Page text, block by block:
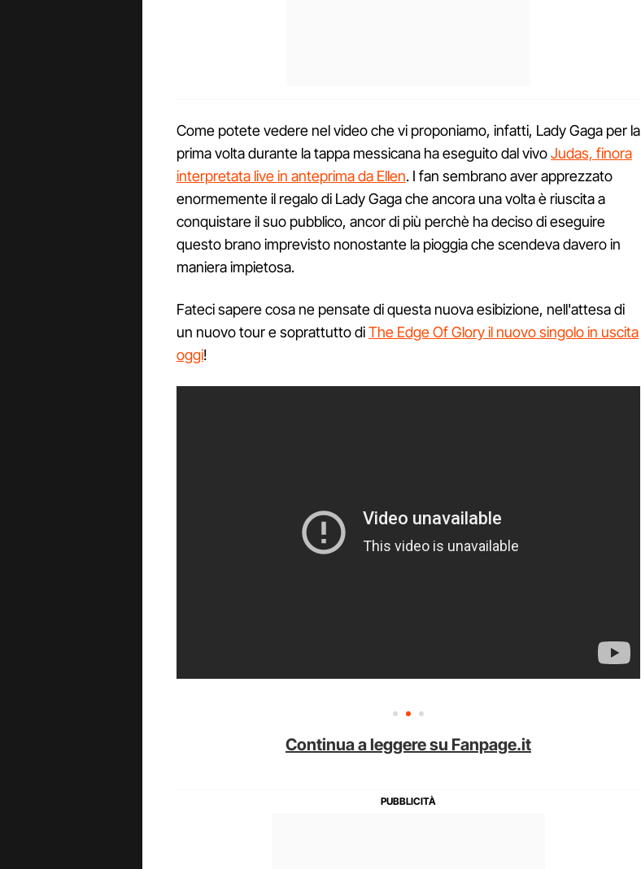
Come potete vedere nel video che vi proponiamo, infatti, Lady Gaga per la
prima volta durante la tappa messicana ha eseguito dal vivoJudas, finora
interpretata live in anteprima da Ellen. I fan sembrano aver apprezzato
enormemente il regalo di Lady Gaga che ancora una volta è riuscita a
conquistare il suo pubblico, ancor di più perchè ha deciso di eseguire
questo brano imprevisto nonostante la pioggia che scendeva davero in
maniera impietosa.
Fateci sapere cosa ne pensate di questa nuova esibizione, nell'attesa di
un nuovo tour e soprattutto diThe Edge Of Glory il nuovo singolo in uscita
oggi!
Continua a leggere su Fanpage.it